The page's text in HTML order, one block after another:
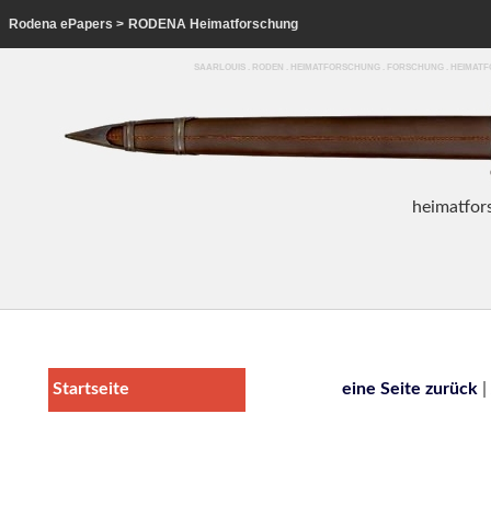
Rodena ePapers > RODENA Heimatforschung
SAARLOUIS . RODEN . HEIMATFORSCHUNG . FORSCHUNG .
heim
Startseite eine Seite zurück